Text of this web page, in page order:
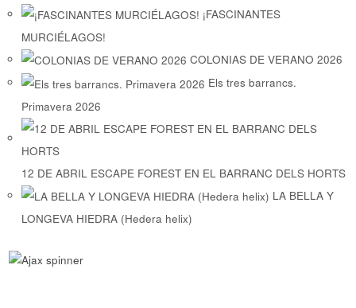
¡FASCINANTES
MURCIÉLAGOS!
COLONIAS DE VERANO 2026
Els tres barrancs.
Primavera 2026
12 DE ABRIL ESCAPE FOREST EN EL BARRANC DELS HORTS
LA BELLA Y
LONGEVA HIEDRA (Hedera helix)